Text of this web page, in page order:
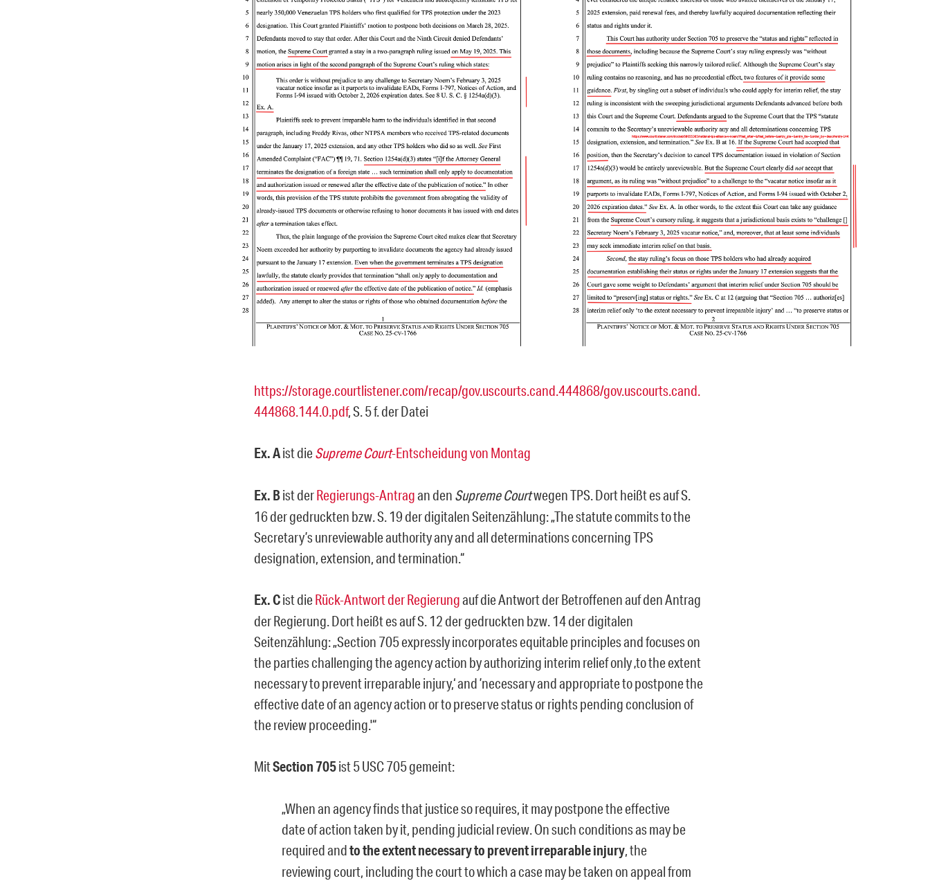
https://storage.courtlistener.com/recap/gov.uscourts.cand.444868/gov.uscourts.cand.
444868.144.0.pdf, S. 5 f. der Datei
Ex. Aist dieSupreme Court-Entscheidung von Montag
Ex. Bist derRegierungs-Antragan den Supreme Courtwegen TPS. Dort heißt es auf S.
16 der gedruckten bzw. S. 19 der digitalen Seitenzählung: „The statute commits to the
Secretary’s unreviewable authority any and all determinations concerning TPS
designation, extension, and termination.“
Ex. Cist dieRück-Antwort der Regierungauf die Antwort der Betroffenen auf den Antrag
der Regierung. Dort heißt es auf S. 12 der gedruckten bzw. 14 der digitalen
Seitenzählung: „Section 705 expressly incorporates equitable principles and focuses on
the parties challenging the agency action by authorizing interim relief only ‚to the extent
necessary to prevent irreparable injury,‘ and ’necessary and appropriate to postpone the
effective date of an agency action or to preserve status or rights pending conclusion of
the review proceeding.'“
MitSection 705ist 5 USC 705 gemeint:
„When an agency finds that justice so requires, it may postpone the effective
date of action taken by it, pending judicial review. On such conditions as may be
required andto the extent necessary to prevent irreparable injury, the
reviewing court, including the court to which a case may be taken on appeal from